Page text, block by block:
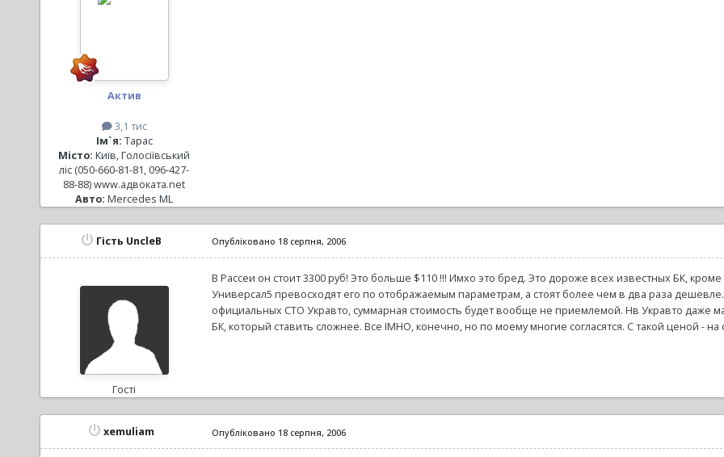
Актив
3,1 тис
Ім`я: Тарас
Місто: Київ, Голосіївський
ліс (050-660-81-81, 096-427-
88-88) www.адвоката.net
Авто: Mercedes ML
Гість UncleB
Гості
Опубліковано 18 серпня, 2006
В Рассеи он стоит 3300 руб! Это больше $110 !!! Имхо это бред. Это дороже всех известных БК,
Универсал5 превосходят его по отображаемым параметрам, а стоят более чем в два раза
официальных СТО Укравто, суммарная стоимость будет вообще не приемлемой. Нв Укравто даже
БК, который ставить сложнее. Все IMHO, конечно, но по моему многие согласятся. С такой ценой - на
xemuliam Опубліковано 18 серпня, 2006